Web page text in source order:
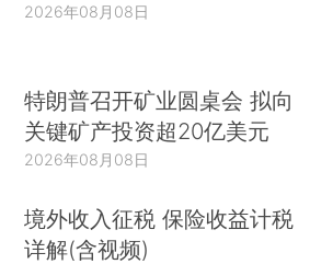
2026年08月08日
特朗普召开矿业圆桌会 拟向
关键矿产投资超20亿美元
2026年08月08日
境外收入征税 保险收益计税
详解(含视频)